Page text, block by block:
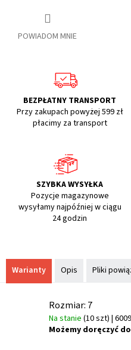
POWIADOM MNIE
BEZPŁATNY TRANSPORT
Przy zakupach powyżej 599 zł
płacimy za transport
SZYBKA WYSYŁKA
Pozycje magazynowe
wysyłamy najpóźniej w ciągu
24 godzin
Warianty Opis Pliki
Rozmiar: 7
Na stanie (10 szt) |
Możemy doręczyć